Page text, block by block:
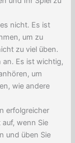
nicht. Es ist
um zu
zu viel üben.
an. Es ist wichtig,
um
wie andere
erfolgreicher
wenn Sie
und üben Sie